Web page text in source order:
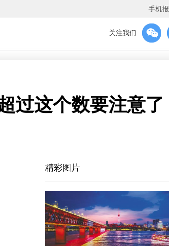
手机报
关注我们
过这个数要注意了
精彩图片